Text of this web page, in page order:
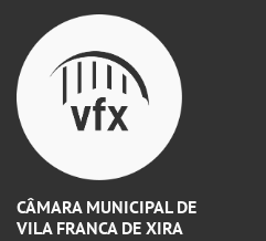
CÂMARA MUNICIPAL DE
VILA FRANCA DE XIRA